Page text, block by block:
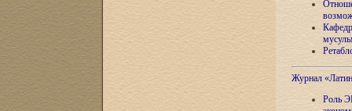
Журнал
Роль